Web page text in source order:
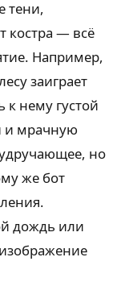
тени,
костра — всё
Например,
заиграет
нему густой
и мрачную
но
же бот
дождь или